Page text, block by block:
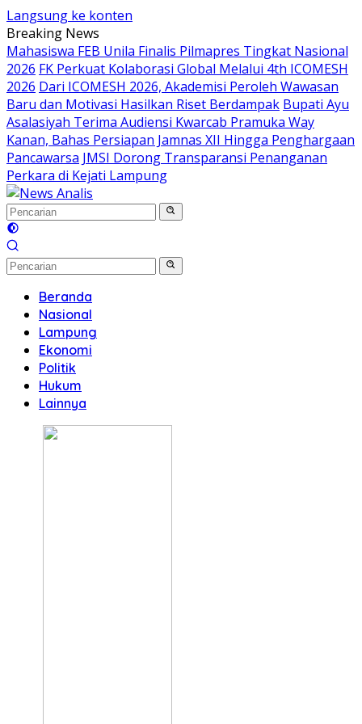
Langsung ke konten
Breaking News
Mahasiswa FEB Unila Finalis Pilmapres Tingkat Nasional
2026 FK Perkuat Kolaborasi Global Melalui 4th ICOMESH
2026 Dari ICOMESH 2026, Akademisi Peroleh Wawasan
Baru dan Motivasi Hasilkan Riset Berdampak Bupati Ayu
Asalasiyah Terima Audiensi Kwarcab Pramuka Way
Kanan, Bahas Persiapan Jamnas XII Hingga Penghargaan
Pancawarsa JMSI Dorong Transparansi Penanganan
Perkara di Kejati Lampung
Beranda
Nasional
Lampung
Ekonomi
Politik
Hukum
Lainnya